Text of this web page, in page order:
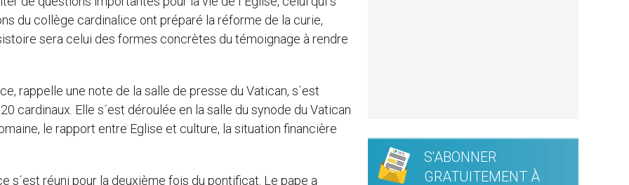
du collège cardinalice ont préparé la réforme de la curie,
sera celui des formes concrètes du témoignage à rendre
rappelle une note de la salle de presse du Vatican, s´est
cardinaux. Elle s´est déroulée en la salle du synode du Vatican
le rapport entre Eglise et culture, la situation financière
s´est réuni pour la deuxième fois du pontificat. Le pape a
S'ABONNER
GRATUITEMENT À